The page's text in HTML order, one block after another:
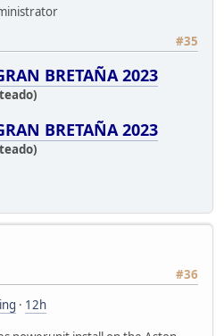
#35
BRETAÑA 2023
BRETAÑA 2023
#36
· 12h